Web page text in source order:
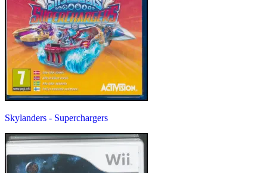
Skylanders - Superchargers